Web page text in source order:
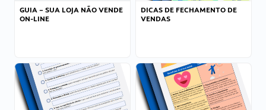
GUIA – SUA LOJA NÃO VENDE
ON-LINE
DICAS DE FECHAMENTO DE
VENDAS